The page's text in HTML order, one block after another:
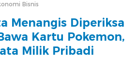
Bisnis
Menangis Diperiksa
Kartu Pokemon,
Milik Pribadi